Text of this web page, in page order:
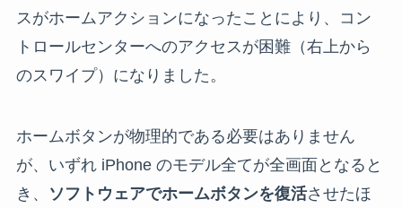
スがホームアクションになったことにより、コン
トロールセンターへのアクセスが困難（右上から
のスワイプ）になりました。
ホームボタンが物理的である必要はありません
が、いずれ iPhone のモデル全てが全画面となると
き、
ソフトウェアでホームボタンを復活させたほ